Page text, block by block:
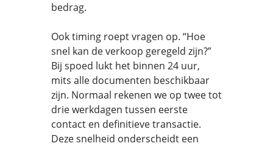
bedrag.
Ook timing roept vragen op. “Hoe
snel kan de verkoop geregeld zijn?”
Bij spoed lukt het binnen 24 uur,
mits alle documenten beschikbaar
zijn. Normaal rekenen we op twee tot
drie werkdagen tussen eerste
contact en definitieve transactie.
Deze snelheid onderscheidt een